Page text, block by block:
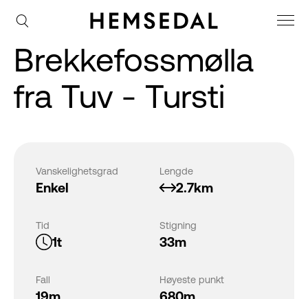
Brekkefossmølla
fra Tuv - Tursti
Vanskelighetsgrad
Enkel
Lengde
2.7km
Tid
1t
Stigning
33m
Fall
19m
Høyeste punkt
680m